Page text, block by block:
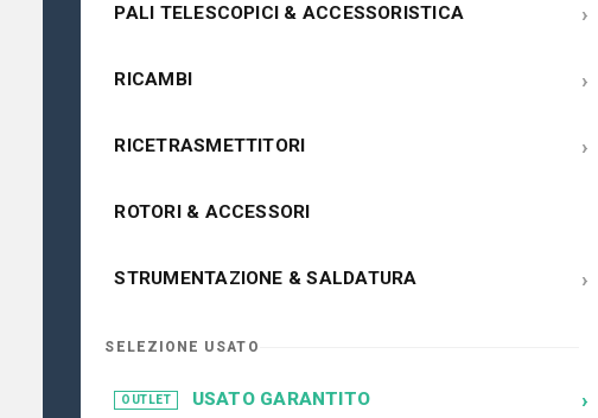
PALI TELESCOPICI & ACCESSORISTICA ›
RICAMBI ›
RICETRASMETTITORI ›
ROTORI & ACCESSORI
STRUMENTAZIONE & SALDATURA ›
SELEZIONE USATO
OUTLET USATO GARANTITO ›